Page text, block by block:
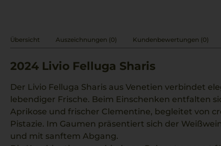
Übersicht Auszeichnungen (0) Kundenbewertungen (0)
2024 Livio Felluga Sharis
Der Livio Felluga Sharis aus Venetien verbindet
lebendiger Frische. Beim Einschenken entfalten
Aprikose und frischer Clementine, begleitet von
Pistazie. Im Gaumen präsentiert sich der
und mit sanftem Abgang.